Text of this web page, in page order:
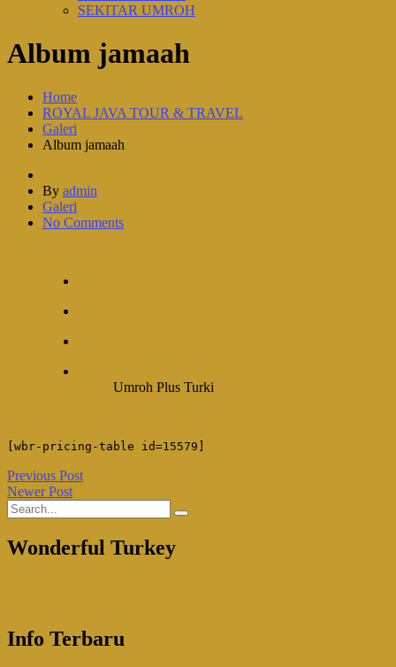
SEKITAR UMROH
Album jamaah
Home
ROYAL JAVA TOUR & TRAVEL
Galeri
Album jamaah
By admin
Galeri
No Comments
Umroh Plus Turki
[wbr-pricing-table id=15579]
Previous Post
Newer Post
Wonderful Turkey
Info Terbaru